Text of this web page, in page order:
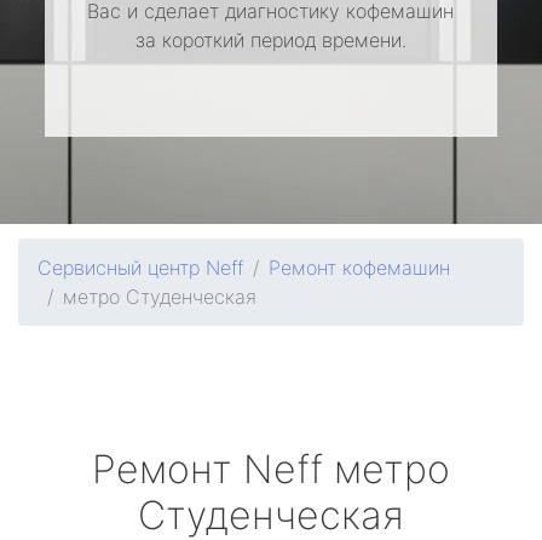
Вас и сделает диагностику кофемашин
за короткий период времени.
Сервисный центр Neff
Ремонт кофемашин
метро Студенческая
Ремонт Neff метро
Студенческая